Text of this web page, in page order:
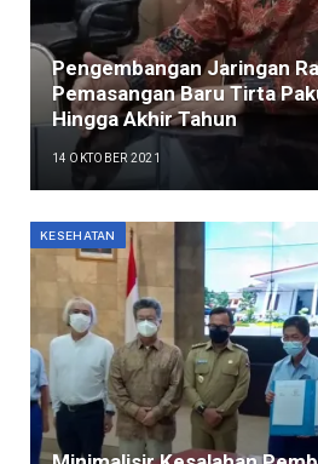
Pengembangan Jaringan
Pemasangan Baru Tirta
Hingga Akhir Tahun
14 OKTOBER 2021
KESEHATAN